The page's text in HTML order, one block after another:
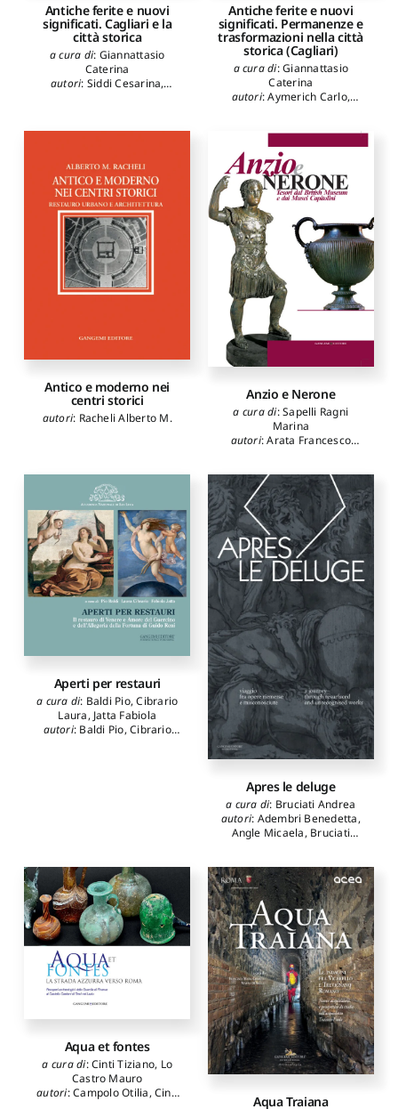
Antiche ferite e nuovi
significati. Cagliari e la
città storica
a cura di: Giannattasio
Caterina
autori: Siddi Cesarina,
Caterina,Sanjust Paolo
D'Orta Luigi,Rondinella
Luigi,Bartolomucci Carla
Cadinu Marco,Mocci Silvia
Tiragallo Antonio,Schirru
Marcello,Margaritella
Paolo,Montinari Stefano
Cadeddu Barbara,Mucelli
Sara
Antiche ferite e nuovi
significati. Permanenze e
trasformazioni nella città
storica (Cagliari)
a cura di:Giannattasio
Caterina
autori:Aymerich Carlo,
Sanna Antonello
Giancarlo,Garau Chiara
Bartolomucci Carla,Carillo
Saverio
D'Aprile Marina
Montinari Stefano
Donatella
Siddi Cesarina,
Serafini Lucia,Fiengo
Giuseppe
Kirova Tatiana K.
Cadinu Marco, Abis
Emanuela,Giannattasio
Caterina,Sanjust Paolo,
Perez Arroyo Salvador,
Bruno Andrea
Carmassi Massimo,Pitzalis
Efisio,Varagnoli Claudio
Guerriero Luigi,Musso
Tramontin Antonio
Margaritella Paolo
Antico e moderno nei
centri storici
autori: Racheli Alberto M.
Anzio e Nerone
a cura di:Sapelli Ragni
Marina
autori:Arata Francesco
Francesco
Jaia Alessandro
M.
Aperti per restauri
a cura di: Baldi Pio,Cibrario
Laura, Jatta Fabiola
autori: Baldi Pio,Cibrario
Apres le deluge
a cura di: Bruciati Andrea
autori: Adembri Benedetta,
Angle Micaela, Bruciati
Ferro Sergio,
Esposito
Renata, Fondi Veronica,
Pietrobono Sabrina,Riccardi
Roberto
Aqua et fontes
a cura di:Cinti Tiziano, Lo
Castro Mauro
autori:Campolo Otilia, Cinti
Aqua Traiana